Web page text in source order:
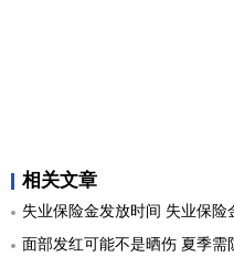
相关文章
失业保险金发放时间 失业保险
面部发红可能不是晒伤 夏季需